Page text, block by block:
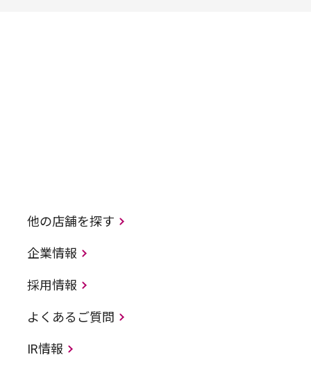
他の店舗を探す
企業情報
採用情報
よくあるご質問
IR情報